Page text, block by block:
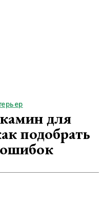
для
подобрать
ошибок